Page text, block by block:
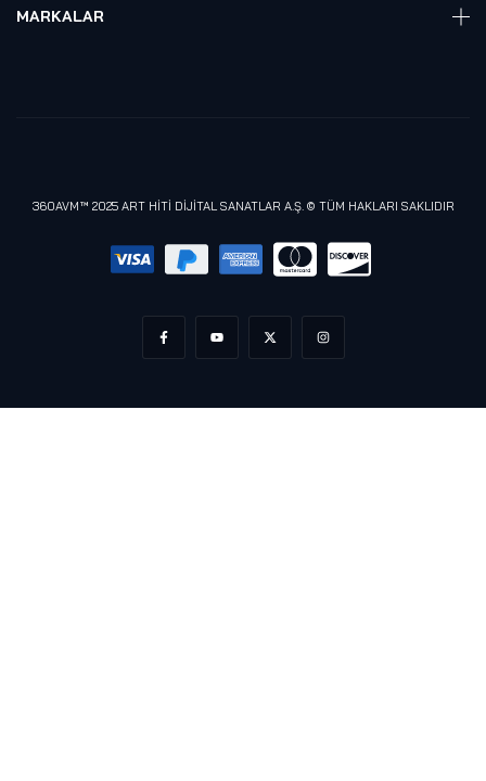
Referanslarımız
MARKALAR
360AVM™ 2025 ART HİTİ DİJİTAL SANATLAR A.Ş. © TÜM HAKLARI SAKLIDIR